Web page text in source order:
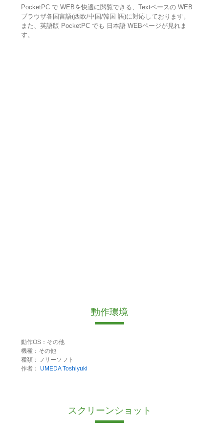
PocketPC で WEBを快適に閲覧できる、Textベースの WEB
ブラウザ各国言語(西欧/中国/韓国 語)に対応しております。
また、英語版 PocketPC でも 日本語 WEBページが見れま
す。
動作環境
動作OS：その他
機種：その他
種類：フリーソフト
作者：
UMEDA Toshiyuki
スクリーンショット